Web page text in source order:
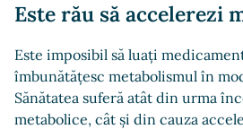
Este rău să accelerezi
Este imposibil să luați
îmbunătățesc metabolismul în
Sănătatea suferă atât din urma
metabolice, cât și din cauza